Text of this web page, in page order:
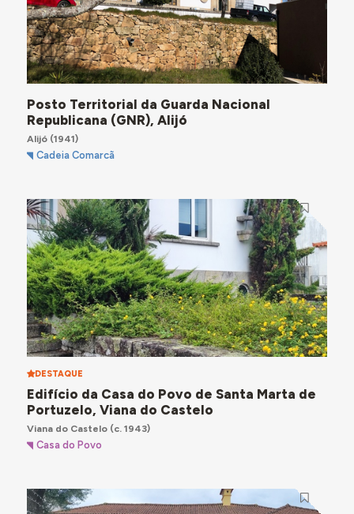
Posto Territorial da Guarda Nacional
Republicana (GNR), Alijó
Alijó(1941)
Cadeia Comarcã
DESTAQUE
Edifício da Casa do Povo de Santa Marta de
Portuzelo, Viana do Castelo
Viana do Castelo(c. 1943)
Casa do Povo